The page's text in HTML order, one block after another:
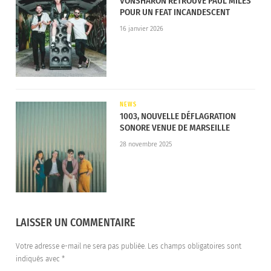
POUR UN FEAT INCANDESCENT
16 janvier 2026
NEWS
1003, NOUVELLE DÉFLAGRATION
SONORE VENUE DE MARSEILLE
28 novembre 2025
LAISSER UN COMMENTAIRE
Votre adresse e-mail ne sera pas publiée. Les champs obligatoires sont
indiqués avec *